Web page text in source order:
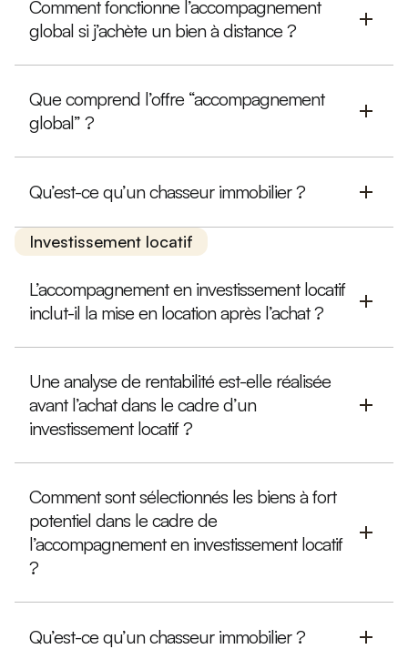
Comment fonctionne l’accompagnement
global si j’achète un bien à distance ?
Que comprend l’offre “accompagnement
global” ?
Qu’est-ce qu’un chasseur immobilier ?
Investissement locatif
L’accompagnement en investissement locatif
inclut-il la mise en location après l’achat ?
Une analyse de rentabilité est-elle réalisée
avant l’achat dans le cadre d’un
investissement locatif ?
Comment sont sélectionnés les biens à fort
potentiel dans le cadre de
l’accompagnement en investissement locatif
?
Qu’est-ce qu’un chasseur immobilier ?